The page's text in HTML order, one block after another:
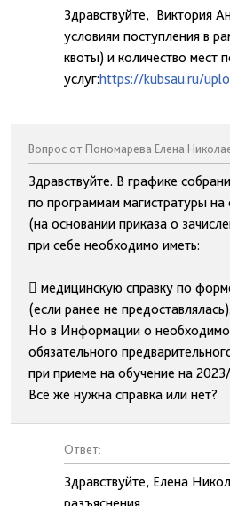
Здравствуйте, Виктория
условиям поступления в
квоты) и количество мест
услуг:https://kubsau.ru/
Вопрос от Пономарева Елена
Здравствуйте. В графике
по программам магистратуры
(на основании приказа о
при себе необходимо иметь:
 медицинскую справку по
(если ранее не предоставлялась).
Но в Информации о
обязательного
при приеме на обучение на
Всё же нужна справка или нет?
Ответ:
Здравствуйте, Елена